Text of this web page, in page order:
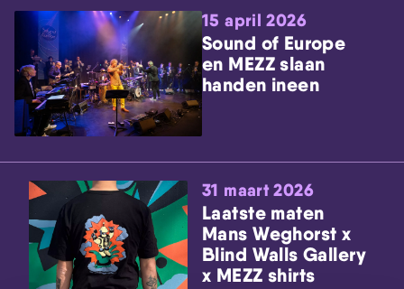
15 april 2026
Sound of Europe
en MEZZ slaan
handen ineen
31 maart 2026
Laatste maten
Mans Weghorst x
Blind Walls Gallery
x MEZZ shirts